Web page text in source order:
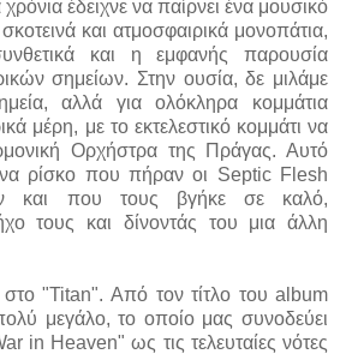
έδειχνε να παίρνει ένα μουσικό
και ατμοσφαιρικά μονοπάτια,
και η εμφανής παρουσία
σημείων. Στην ουσία, δε μιλάμε
αλλά για ολόκληρα κομμάτια
μέρη, με το εκτελεστικό κομμάτι να
Ορχήστρα της Πράγας. Αυτό
ρίσκο που πήραν οι Septic Flesh
και που τους βγήκε σε καλό,
τους και δίνοντάς του μια άλλη
στο "Titan". Από τον τίτλο του album
μεγάλο, το οποίο μας συνοδεύει
in Heaven" ως τις τελευταίες νότες